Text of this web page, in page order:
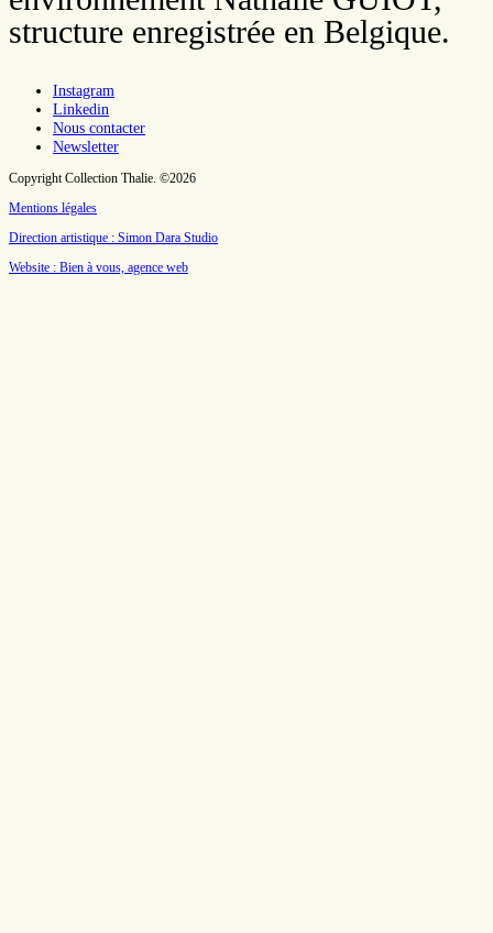
structure enregistrée en Belgique.
Instagram
Linkedin
Nous contacter
Newsletter
Copyright Collection Thalie. ©2026
Mentions légales
Direction artistique : Simon Dara Studio
Website : Bien à vous, agence web